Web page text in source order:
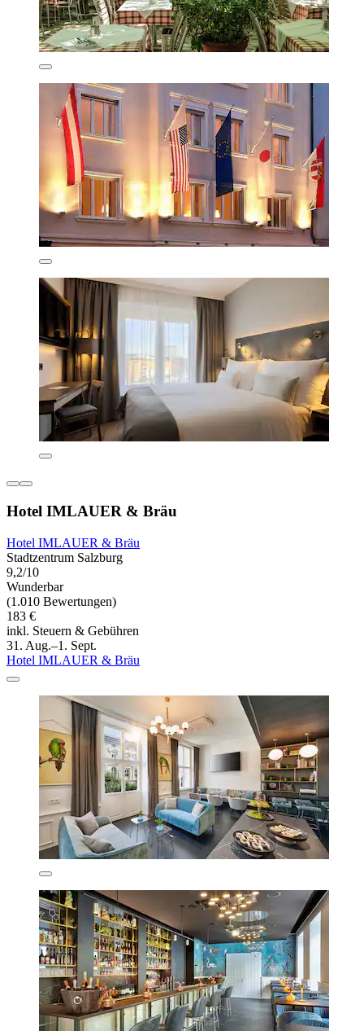
Hotel IMLAUER & Bräu
Hotel IMLAUER & Bräu
Stadtzentrum Salzburg
9,2/10
Wunderbar
(1.010 Bewertungen)
183 €
inkl. Steuern & Gebühren
31. Aug.–1. Sept.
Hotel IMLAUER & Bräu